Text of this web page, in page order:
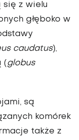
się z wielu
głęboko w
caudatus),
(globus
są
komórek
także z